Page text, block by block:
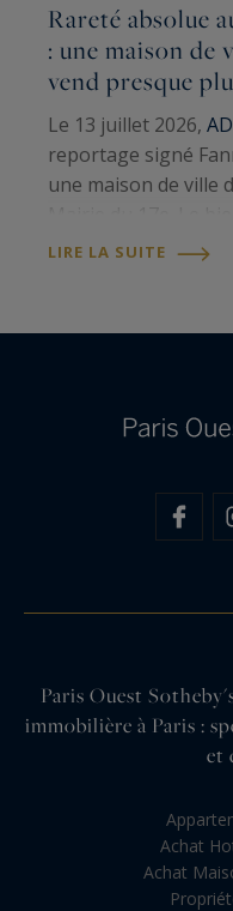
Rareté absolue
: une maison de
vend presque
Le 13 juillet 2026,
reportage signé
une maison de ville
Paris Ouest
LIRE LA SUITE
Paris Ouest
immobilière à Paris :
et
Achat
Achat